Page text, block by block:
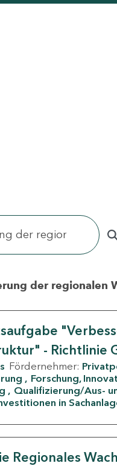
der regionalen
- Richtlinie
Fördernehmer:
Forschung,
Qualifizierung/Aus-
in
Regionales